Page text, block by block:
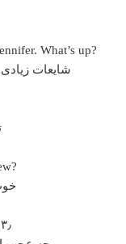
?There are lots of rumors about you and Jennifer. What’s up
شایعات
?Ok, old buddy. What’s new
۳٫ ?What’s bring you here